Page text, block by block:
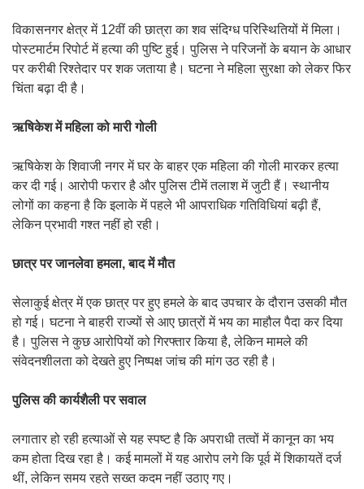
विकासनगर क्षेत्र में 12वीं की छात्रा का शव संदिग्ध परिस्थितियों में मिला।
पोस्टमार्टम रिपोर्ट में हत्या की पुष्टि हुई। पुलिस ने परिजनों के बयान के आधार
पर करीबी रिश्तेदार पर शक जताया है। घटना ने महिला सुरक्षा को लेकर फिर
चिंता बढ़ा दी है।
ऋषिकेश में महिला को मारी गोली
ऋषिकेश के शिवाजी नगर में घर के बाहर एक महिला की गोली मारकर हत्या
कर दी गई। आरोपी फरार है और पुलिस टीमें तलाश में जुटी हैं। स्थानीय
लोगों का कहना है कि इलाके में पहले भी आपराधिक गतिविधियां बढ़ी हैं,
लेकिन प्रभावी गश्त नहीं हो रही।
छात्र पर जानलेवा हमला, बाद में मौत
सेलाकुई क्षेत्र में एक छात्र पर हुए हमले के बाद उपचार के दौरान उसकी मौत
हो गई। घटना ने बाहरी राज्यों से आए छात्रों में भय का माहौल पैदा कर दिया
है। पुलिस ने कुछ आरोपियों को गिरफ्तार किया है, लेकिन मामले की
संवेदनशीलता को देखते हुए निष्पक्ष जांच की मांग उठ रही है।
पुलिस की कार्यशैली पर सवाल
लगातार हो रही हत्याओं से यह स्पष्ट है कि अपराधी तत्वों में कानून का भय
कम होता दिख रहा है। कई मामलों में यह आरोप लगे कि पूर्व में शिकायतें दर्ज
थीं, लेकिन समय रहते सख्त कदम नहीं उठाए गए।